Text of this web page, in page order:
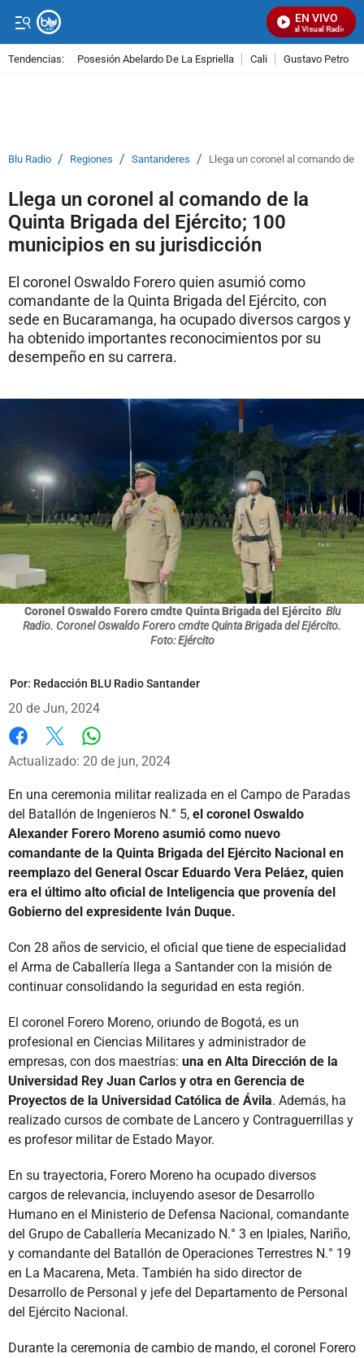
EN VIVO
Señal Visual Radio
Tendencias: Posesión Abelardo De La Espriella Cali Gustavo Petro
Blu Radio / Regiones / Santanderes / Llega un coronel al comando de
Llega un coronel al comando de la
Quinta Brigada del Ejército; 100
municipios en su jurisdicción
El coronel Oswaldo Forero quien asumió como
comandante de la Quinta Brigada del Ejército, con
sede en Bucaramanga, ha ocupado diversos cargos y
ha obtenido importantes reconocimientos por su
desempeño en su carrera.
Coronel Oswaldo Forero cmdte Quinta Brigada del Ejército Blu
Radio. Coronel Oswaldo Forero cmdte Quinta Brigada del Ejército.
Foto: Ejército
Por: Redacción BLU Radio Santander
20 de Jun, 2024
Facebook
X
Actualizado: 20 de jun, 2024
En una ceremonia militar realizada en el Campo de Paradas
del Batallón de Ingenieros N.° 5, el coronel Oswaldo
Alexander Forero Moreno asumió como nuevo
comandante de la Quinta Brigada del Ejército Nacional en
reemplazo del General Oscar Eduardo Vera Peláez, quien
era el último alto oficial de Inteligencia que provenía del
Gobierno del expresidente Iván Duque.
Con 28 años de servicio, el oficial que tiene de especialidad
el Arma de Caballería llega a Santander con la misión de
continuar consolidando la seguridad en esta región.
El coronel Forero Moreno, oriundo de Bogotá, es un
profesional en Ciencias Militares y administrador de
empresas, con dos maestrías: una en Alta Dirección de la
Universidad Rey Juan Carlos y otra en Gerencia de
Proyectos de la Universidad Católica de Ávila. Además, ha
realizado cursos de combate de Lancero y Contraguerrillas y
es profesor militar de Estado Mayor.
En su trayectoria, Forero Moreno ha ocupado diversos
cargos de relevancia, incluyendo asesor de Desarrollo
Humano en el Ministerio de Defensa Nacional, comandante
del Grupo de Caballería Mecanizado N.° 3 en Ipiales, Nariño,
y comandante del Batallón de Operaciones Terrestres N.° 19
en La Macarena, Meta. También ha sido director de
Desarrollo de Personal y jefe del Departamento de Personal
del Ejército Nacional.
Durante la ceremonia de cambio de mando, el coronel Forero